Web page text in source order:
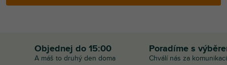
Objednej do 15:00
A máš to druhý den doma
Poradíme s
Chválí nás za komunikaci